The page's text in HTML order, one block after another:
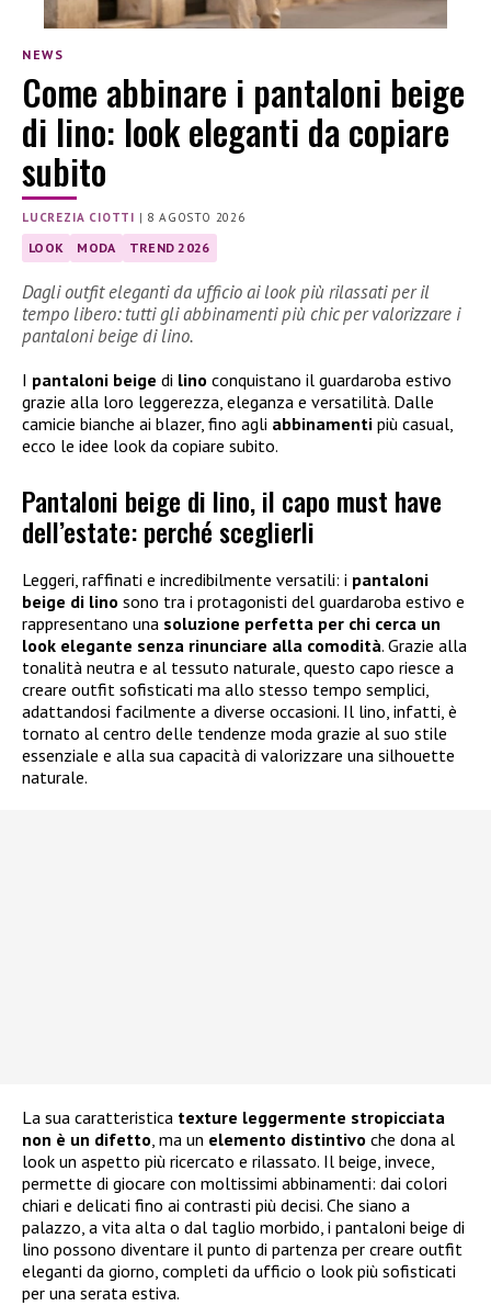
NEWS
Come abbinare i pantaloni beige
di lino: look eleganti da copiare
subito
LUCREZIA CIOTTI | 8 AGOSTO 2026
LOOK MODA TREND 2026
Dagli outfit eleganti da ufficio ai look più rilassati per il
tempo libero: tutti gli abbinamenti più chic per valorizzare i
pantaloni beige di lino.
I pantaloni beige di lino conquistano il guardaroba estivo
grazie alla loro leggerezza, eleganza e versatilità. Dalle
camicie bianche ai blazer, fino agli abbinamenti più casual,
ecco le idee look da copiare subito.
Pantaloni beige di lino, il capo must have
dell’estate: perché sceglierli
Leggeri, raffinati e incredibilmente versatili: i pantaloni
beige di lino sono tra i protagonisti del guardaroba estivo e
rappresentano una soluzione perfetta per chi cerca un
look elegante senza rinunciare alla comodità. Grazie alla
tonalità neutra e al tessuto naturale, questo capo riesce a
creare outfit sofisticati ma allo stesso tempo semplici,
adattandosi facilmente a diverse occasioni. Il lino, infatti, è
tornato al centro delle tendenze moda grazie al suo stile
essenziale e alla sua capacità di valorizzare una silhouette
naturale.
La sua caratteristica texture leggermente stropicciata
non è un difetto, ma un elemento distintivo che dona al
look un aspetto più ricercato e rilassato. Il beige, invece,
permette di giocare con moltissimi abbinamenti: dai colori
chiari e delicati fino ai contrasti più decisi. Che siano a
palazzo, a vita alta o dal taglio morbido, i pantaloni beige di
lino possono diventare il punto di partenza per creare outfit
eleganti da giorno, completi da ufficio o look più sofisticati
per una serata estiva.